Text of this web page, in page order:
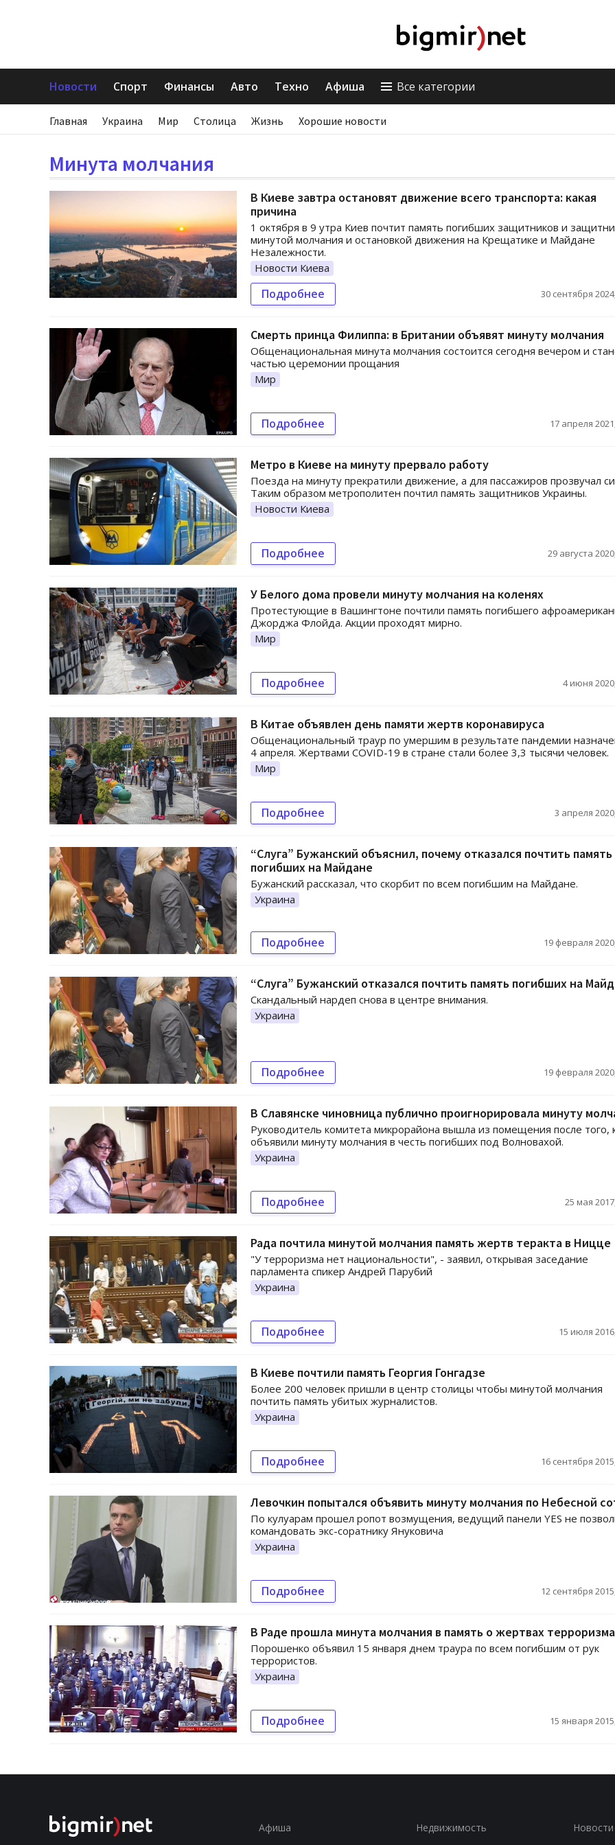
Новости Спорт Финансы Авто Техно Афиша Все категории
Главная Украина Мир Столица Жизнь Хорошие новости
Минута молчания
В Киеве завтра остановят движение всего транспорта: какая
причина
1 октября в 9 утра Киев почтит память погибших защитников и
минутой молчания и остановкой движения на Крещатике и Майдане
Незалежности.
Новости Киева
Подробнее 30 сентября
Смерть принца Филиппа: в Британии объявят минуту молчания
Общенациональная минута молчания состоится сегодня вечером и
частью церемонии прощания
Мир
Подробнее 17 апреля
Метро в Киеве на минуту прервало работу
Поезда на минуту прекратили движение, а для пассажиров прозвучал
Таким образом метрополитен почтил память защитников Украины.
Новости Киева
Подробнее 29 августа
У Белого дома провели минуту молчания на коленях
Протестующие в Вашингтоне почтили память погибшего
Джорджа Флойда. Акции проходят мирно.
Мир
Подробнее 4 июня
В Китае объявлен день памяти жертв коронавируса
Общенациональный траур по умершим в результате пандемии
4 апреля. Жертвами COVID-19 в стране стали более 3,3 тысячи человек.
Мир
Подробнее 3 апреля
“Слуга” Бужанский объяснил, почему отказался почтить память
погибших на Майдане
Бужанский рассказал, что скорбит по всем погибшим на Майдане.
Украина
Подробнее 19 февраля
“Слуга” Бужанский отказался почтить память погибших на
Скандальный нардеп снова в центре внимания.
Украина
Подробнее 19 февраля
В Славянске чиновница публично проигнорировала минуту
Руководитель комитета микрорайона вышла из помещения после того,
объявили минуту молчания в честь погибших под Волновахой.
Украина
Подробнее 25 мая
Рада почтила минутой молчания память жертв теракта в Ницце
"У терроризма нет национальности", - заявил, открывая заседание
парламента спикер Андрей Парубий
Украина
Подробнее 15 июля
В Киеве почтили память Георгия Гонгадзе
Более 200 человек пришли в центр столицы чтобы минутой молчания
почтить память убитых журналистов.
Украина
Подробнее 16 сентября
Левочкин попытался объявить минуту молчания по Небесной
По кулуарам прошел ропот возмущения, ведущий панели YES не
командовать экс-соратнику Януковича
Украина
Подробнее 12 сентября
В Раде прошла минута молчания в память о жертвах терроризма
Порошенко объявил 15 января днем траура по всем погибшим от рук
террористов.
Украина
Подробнее 15 января
Афиша Недвижимость Новости